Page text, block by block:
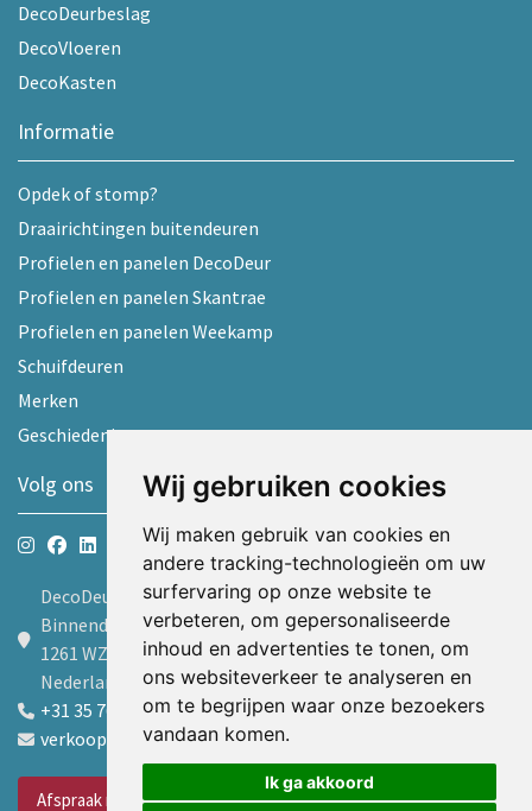
Wij gebruiken cookies
Wij maken gebruik van cookies en
andere tracking-technologieën om uw
surfervaring op onze website te
verbeteren, om gepersonaliseerde
inhoud en advertenties te tonen, om
ons websiteverkeer te analyseren en
om te begrijpen waar onze bezoekers
vandaan komen.
Ik ga akkoord
DecoDeurbeslag
DecoVloeren
DecoKasten
Informatie
Opdek of stomp?
Draairichtingen buitendeuren
Profielen en panelen DecoDeur
Profielen en panelen Skantrae
Profielen en panelen Weekamp
Schuifdeuren
Merken
Geschiedenis
Volg ons
DecoDeur B.V.
Binnendelta 9d
1261 WZ Blaricum
Nederland
+31 35 7605600
verkoop@decodeur.nl
Afspraak maken